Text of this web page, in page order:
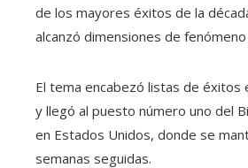
de los mayores éxitos de la
alcanzó dimensiones de
El tema encabezó listas de éxitos
y llegó al puesto número uno del
en Estados Unidos, donde se
semanas seguidas.